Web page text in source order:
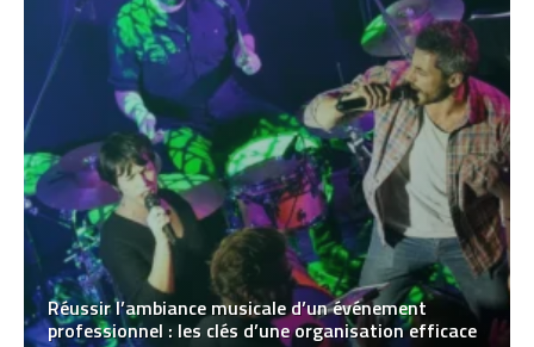
Réussir l’ambiance musicale d’un événement
professionnel : les clés d’une organisation efficace